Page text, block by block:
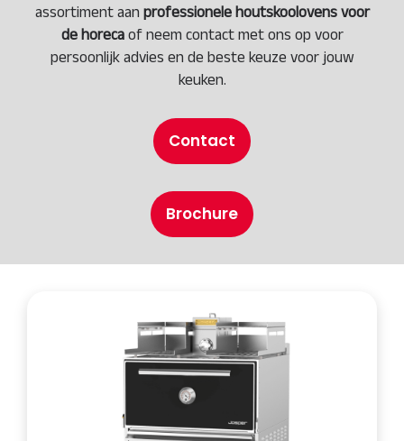
assortiment aan professionele houtskoolovens voor
de horecaof neem contact met ons op voor
persoonlijk advies en de beste keuze voor jouw
keuken.
Contact
Brochure